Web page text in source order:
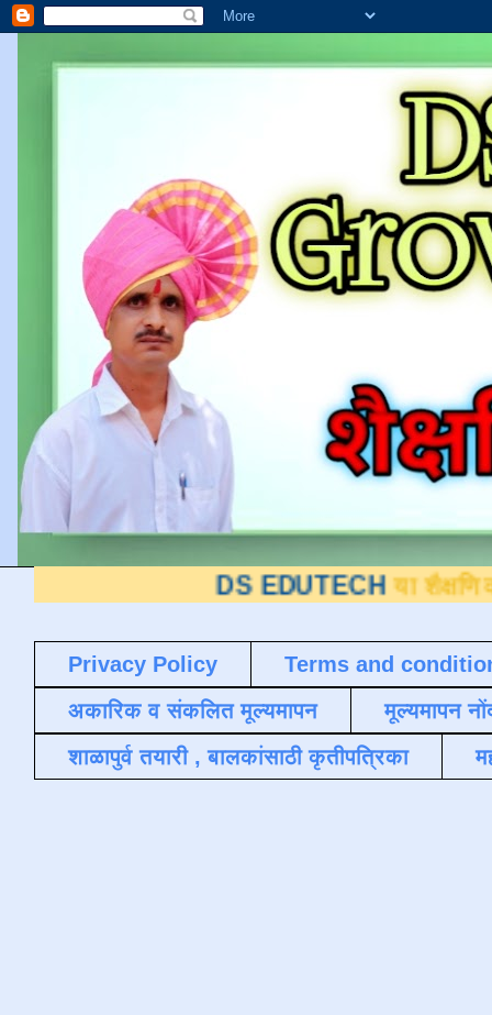
DS EDUTECH या शैक्षणिक ब्लॉगवर
Privacy Policy
Terms and
अकारिक व संकलित मूल्यमापन
मूल्यमापन
शाळापुर्व तयारी , बालकांसाठी कृतीपत्रिका